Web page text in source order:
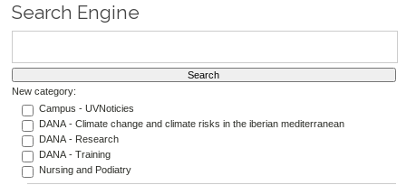
Search Engine
New category:
Campus - UVNoticies
DANA - Climate change and climate risks in the iberian mediterranean
DANA - Research
DANA - Training
Nursing and Podiatry